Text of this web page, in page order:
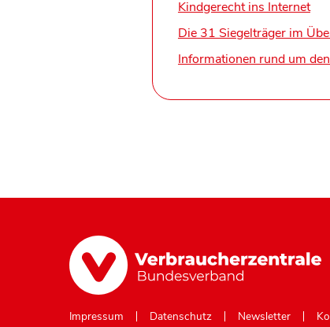
Kindgerecht ins Internet
Die 31 Siegelträger im
Informationen rund um
Impressum Datenschutz Newsletter